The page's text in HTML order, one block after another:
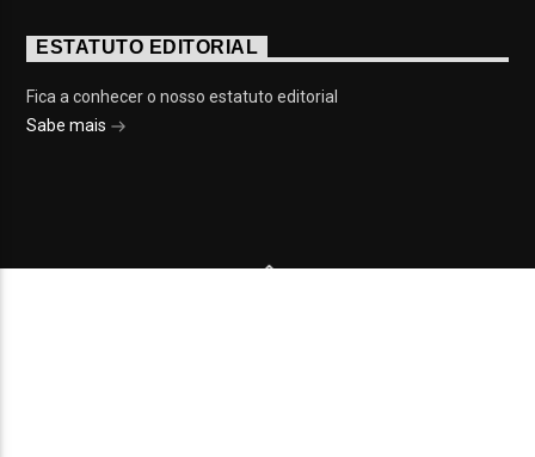
ESTATUTO EDITORIAL
Fica a conhecer o nosso estatuto editorial
Sabe mais